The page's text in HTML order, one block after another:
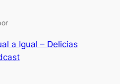
a Igual – Delicias